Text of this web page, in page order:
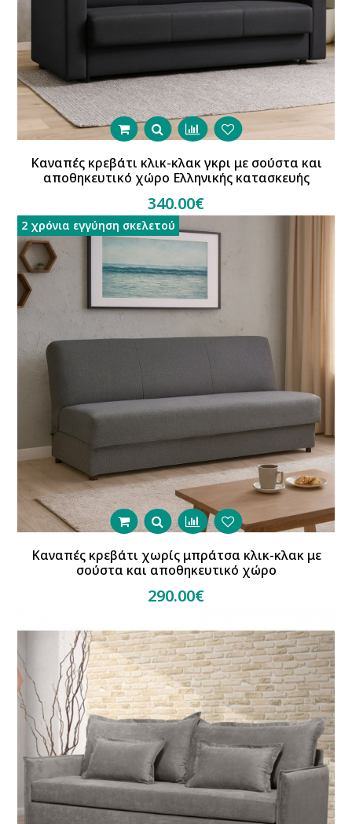
Καναπές κρεβάτι κλικ-κλακ γκρι με σούστα και
αποθηκευτικό χώρο Ελληνικής κατασκευής
340.00€
2 χρόνια εγγύηση σκελετού
Καναπές κρεβάτι χωρίς μπράτσα κλικ-κλακ με
σούστα και αποθηκευτικό χώρο
290.00€